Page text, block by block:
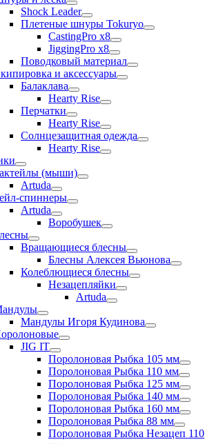
Shock Leader
Плетеные шнуры Tokuryo
CastingPro x8
JiggingPro x8
Поводковый материал
и аксессуары
Балаклава
Hearty Rise
Перчатки
Hearty Rise
Солнцезащитная одежда
Hearty Rise
(мыши)
Artuda
спиннеры
Artuda
Воробушек
Вращающиеся блесны
Блесны Алексея Вьюнова
Колеблющиеся блесны
Незацепляйки
Artuda
Мандулы Игоря Кудинова
JIG IT
Поролоновая Рыбка 105 мм
Поролоновая Рыбка 110 мм
Поролоновая Рыбка 125 мм
Поролоновая Рыбка 140 мм
Поролоновая Рыбка 160 мм
Поролоновая Рыбка 88 мм
Поролоновая Рыбка Незацеп 110